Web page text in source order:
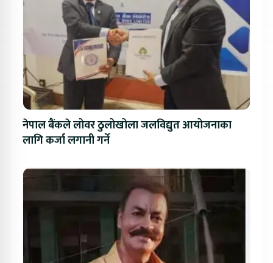
नेपाल बैंकले लोवर ठुलोखोला जलविद्युत आयोजनाका
लागि कर्जा लगानी गर्ने